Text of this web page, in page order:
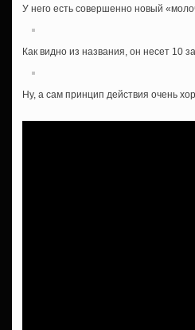
У него есть совершенно новый
Как видно из названия, он несет 10
Ну, а сам принцип действия очень